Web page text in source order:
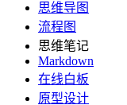
思维导图
流程图
思维笔记
Markdown
在线白板
原型设计